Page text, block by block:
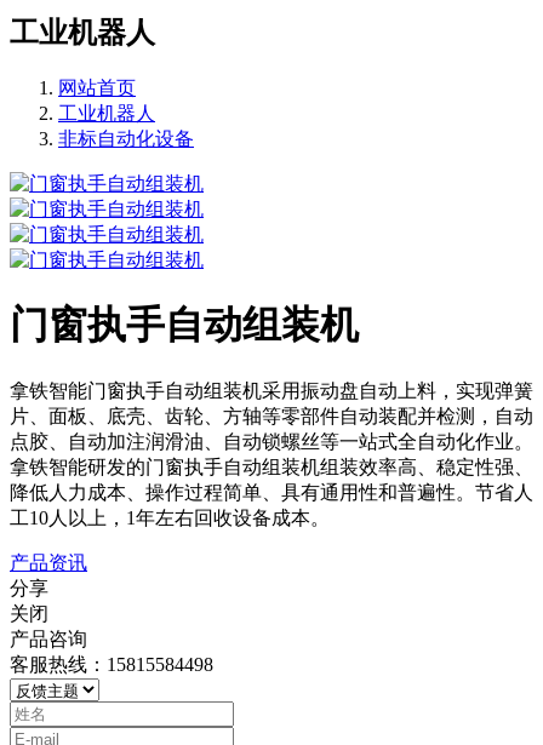
工业机器人
网站首页
工业机器人
非标自动化设备
门窗执手自动组装机
拿铁智能门窗执手自动组装机采用振动盘自动上料，实现弹簧
片、面板、底壳、齿轮、方轴等零部件自动装配并检测，自动
点胶、自动加注润滑油、自动锁螺丝等一站式全自动化作业。
拿铁智能研发的门窗执手自动组装机组装效率高、稳定性强、
降低人力成本、操作过程简单、具有通用性和普遍性。节省人
工10人以上，1年左右回收设备成本。
产品资讯
分享
关闭
产品咨询
客服热线：15815584498